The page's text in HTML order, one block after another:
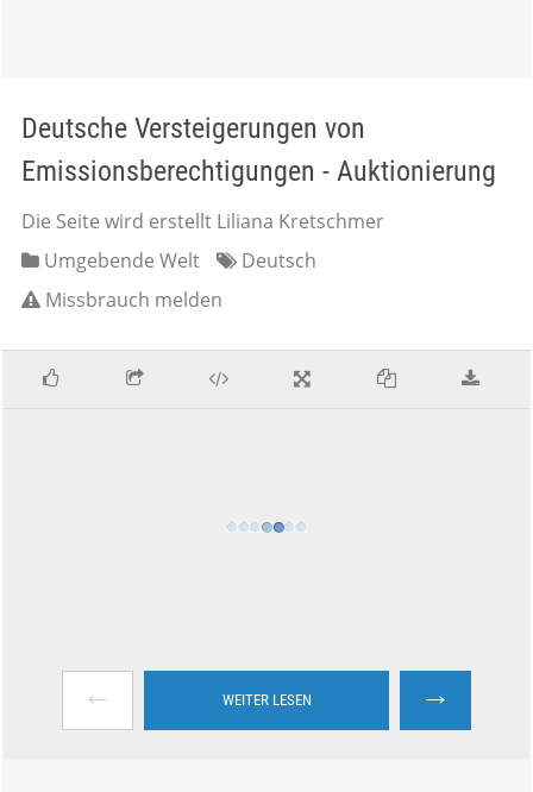
Deutsche Versteigerungen von
Emissionsberechtigungen - Auktionierung
Die Seite wird erstellt Liliana Kretschmer
Umgebende Welt
Deutsch
Missbrauch melden
← WEITER LESEN →